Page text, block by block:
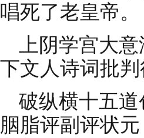
唱死了老皇帝。
上阴学宫大
下文人诗词批
破纵横十五
胭脂评副评状